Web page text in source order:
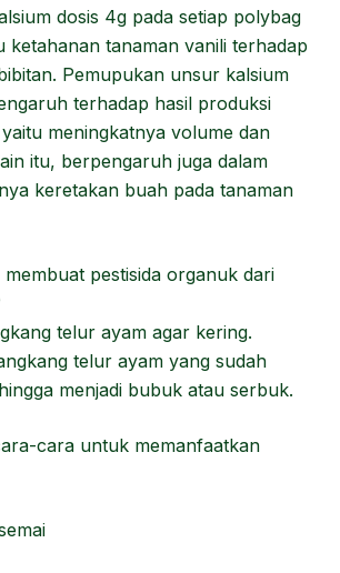
dosis 4g pada setiap polybag
ketahanan tanaman vanili terhadap
Pemupukan unsur kalsium
terhadap hasil produksi
meningkatnya volume dan
itu, berpengaruh juga dalam
keretakan buah pada tanaman
membuat pestisida organuk dari
telur ayam agar kering.
telur ayam yang sudah
menjadi bubuk atau serbuk.
cara untuk memanfaatkan